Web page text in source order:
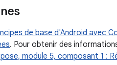
de base d'Android avec
. Pour obtenir des
module 5, composant 1 :